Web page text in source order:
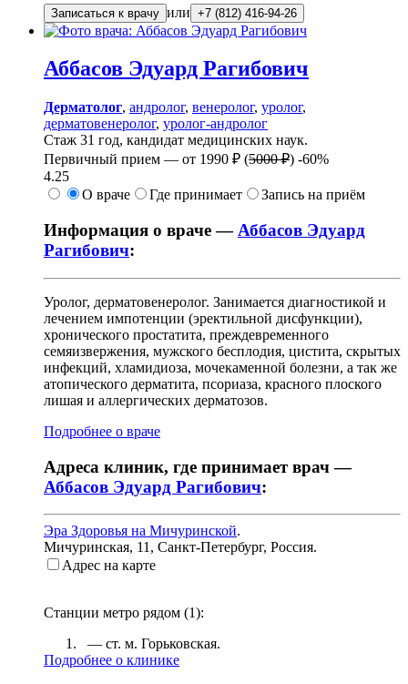
Записаться к врачу или +7 (812) 416-94-26
Аббасов Эдуард Рагибович
Дерматолог, андролог, венеролог, уролог,
дерматовенеролог, уролог-андролог
Стаж 31 год, кандидат медицинских наук.
Первичный прием — от 1990 ₽ (5000 ₽) -60%
4.25
О враче
Где принимает Запись на приём
Информация о враче — Аббасов Эдуард
Рагибович:
Уролог, дерматовенеролог. Занимается диагностикой и
лечением импотенции (эректильной дисфункции),
хронического простатита, преждевременного
семяизвержения, мужского бесплодия, цистита, скрытых
инфекций, хламидиоза, мочекаменной болезни, а так же
атопического дерматита, псориаза, красного плоского
лишая и аллергических дерматозов.
Подробнее о враче
Адреса клиник, где принимает врач —
Аббасов Эдуард Рагибович:
Эра Здоровья на Мичуринской.
Мичуринская, 11 , Санкт-Петербург, Россия.
Адрес на карте
Станции метро рядом (1):
— ст. м. Горьковская.
Подробнее о клинике